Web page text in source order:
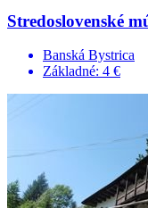
Stredoslovenské
Banská Bystrica
Základné: 4 €